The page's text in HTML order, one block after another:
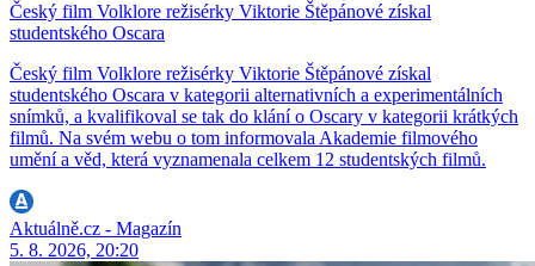
Český film Volklore režisérky Viktorie Štěpánové získal
studentského Oscara
Český film Volklore režisérky Viktorie Štěpánové získal
studentského Oscara v kategorii alternativních a experimentálních
snímků, a kvalifikoval se tak do klání o Oscary v kategorii krátkých
filmů. Na svém webu o tom informovala Akademie filmového
umění a věd, která vyznamenala celkem 12 studentských filmů.
Aktuálně.cz - Magazín
5. 8. 2026, 20:20